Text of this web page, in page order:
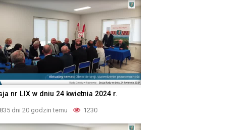
nr LIX w dniu 24 kwietnia 2024 r.
835 dni 20 godzin temu 1230